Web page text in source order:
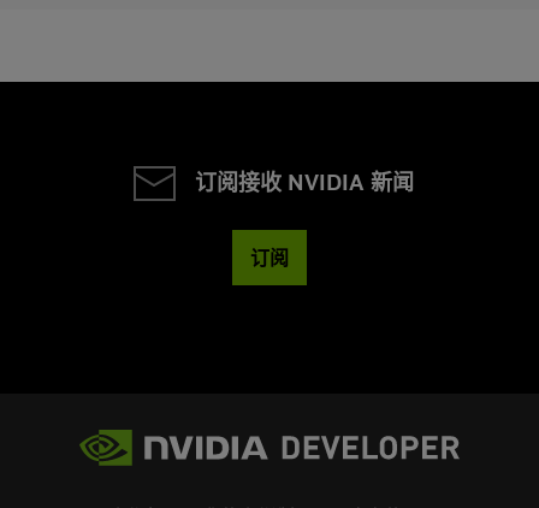
订阅接收 NVIDIA 新闻
订阅